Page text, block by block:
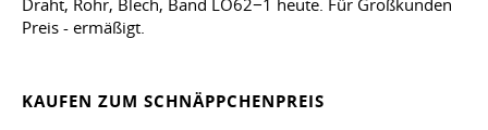
Preis - ermäßigt.
KAUFEN ZUM SCHNÄPPCHENPREIS